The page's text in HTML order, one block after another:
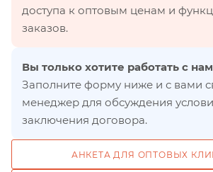
доступа к оптовым ценам и
заказов.
Вы только хотите работать с
Заполните форму ниже и с вами
менеджер для обсуждения
заключения договора.
АНКЕТА ДЛЯ ОПТОВЫХ